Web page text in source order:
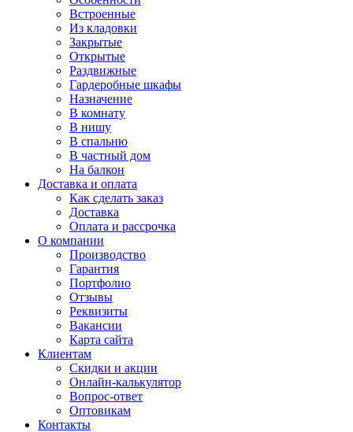
Встроенные
Из кладовки
Закрытые
Открытые
Раздвижные
Гардеробные шкафы
Назначение
В комнату
В нишу
В спальню
В частный дом
На балкон
Доставка и оплата
Как сделать заказ
Доставка
Оплата и рассрочка
О компании
Производство
Гарантия
Портфолио
Отзывы
Реквизиты
Вакансии
Карта сайта
Клиентам
Скидки и акции
Онлайн-калькулятор
Вопрос-ответ
Оптовикам
Контакты